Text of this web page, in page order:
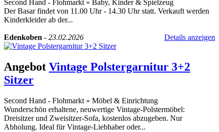
Second Hand - Flohmarkt » Baby, Kinder & Spielzeug
Der Basar findet von 11.00 Uhr - 14.30 Uhr statt. Verkauft werden
Kinderkleider ab der...
Edenkoben - 23.02.2026 Details anzeigen
Angebot Vintage Polstergarnitur 3+2
Sitzer
Second Hand - Flohmarkt » Möbel & Einrichtung
Wunderschön erhaltene, neuwertige Vintage-Polstermöbel:
Dreisitzer und Zweisitzer-Sofa, kostenlos abzugeben. Nur
Abholung. Ideal für Vintage-Liebhaber oder...